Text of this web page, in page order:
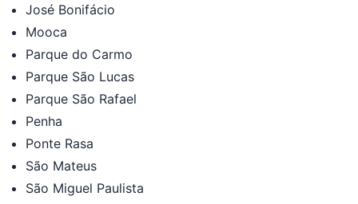
José Bonifácio
Mooca
Parque do Carmo
Parque São Lucas
Parque São Rafael
Penha
Ponte Rasa
São Mateus
São Miguel Paulista